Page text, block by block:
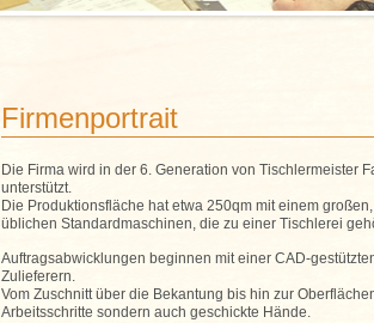
Firmenportrait
Die Firma wird in der 6. Generation von Tischlermeister
unterstützt.
Die Produktionsfläche hat etwa 250qm mit einem
üblichen Standardmaschinen, die zu einer Tischlerei
Auftragsabwicklungen beginnen mit einer CAD-
Zulieferern.
Vom Zuschnitt über die Bekantung bis hin zur
Arbeitsschritte sondern auch geschickte Hände.